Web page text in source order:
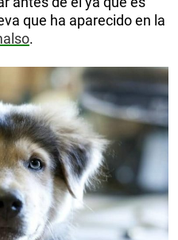
que ha aparecido en la
.